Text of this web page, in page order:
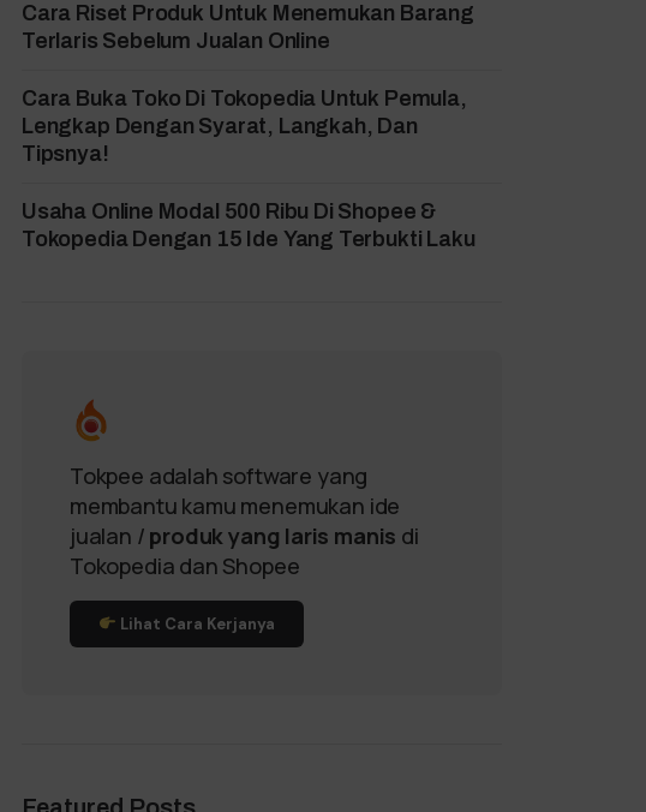
Cara Riset Produk Untuk Menemukan Barang
Terlaris Sebelum Jualan Online
Cara Buka Toko Di Tokopedia Untuk Pemula,
Lengkap Dengan Syarat, Langkah, Dan
Tipsnya!
Usaha Online Modal 500 Ribu Di Shopee &
Tokopedia Dengan 15 Ide Yang Terbukti Laku
Tokpee adalah software yang
membantu kamu menemukan ide
jualan / produk yang laris manis di
Tokopedia dan Shopee
Lihat Cara Kerjanya